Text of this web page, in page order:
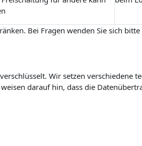
Bei Fragen wenden Sie sich
Wir setzen verschiedene
darauf hin, dass die